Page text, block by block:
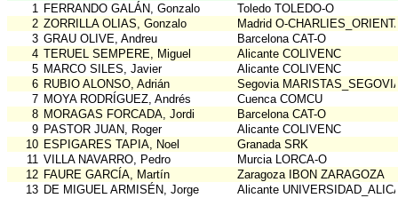
1 FERRANDO GALÁN, Gonzalo
Toledo TOLEDO-O
2 ZORRILLA OLIAS, Gonzalo
Madrid O-
3 GRAU OLIVE, Andreu
Barcelona CAT-O
4 TERUEL SEMPERE, Miguel
Alicante COLIVENC
5 MARCO SILES, Javier
Alicante COLIVENC
6 RUBIO ALONSO, Adrián
Segovia
7 MOYA RODRÍGUEZ, Andrés
Cuenca COMCU
8 MORAGAS FORCADA, Jordi
Barcelona CAT-O
9 PASTOR JUAN, Roger
Alicante COLIVENC
10 ESPIGARES TAPIA, Noel
Granada SRK
11 VILLA NAVARRO, Pedro
Murcia LORCA-O
12 FAURE GARCÍA, Martín
Zaragoza IBON ZARAGOZA
13 DE MIGUEL ARMISÉN, Jorge Alicante